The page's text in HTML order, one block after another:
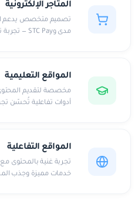
المتاجر الإلكترونية
تصميم متخصص يدعم
مدى وSTC Pay — تجربة تسوق تزيد المبيعات.
المواقع التعليمية
مخصصة لتقديم المحتوى
أدوات تفاعلية تُحسّن
المواقع التفاعلية
تجربة غنية بالمحتوى مع
خدمات مميزة وجذب